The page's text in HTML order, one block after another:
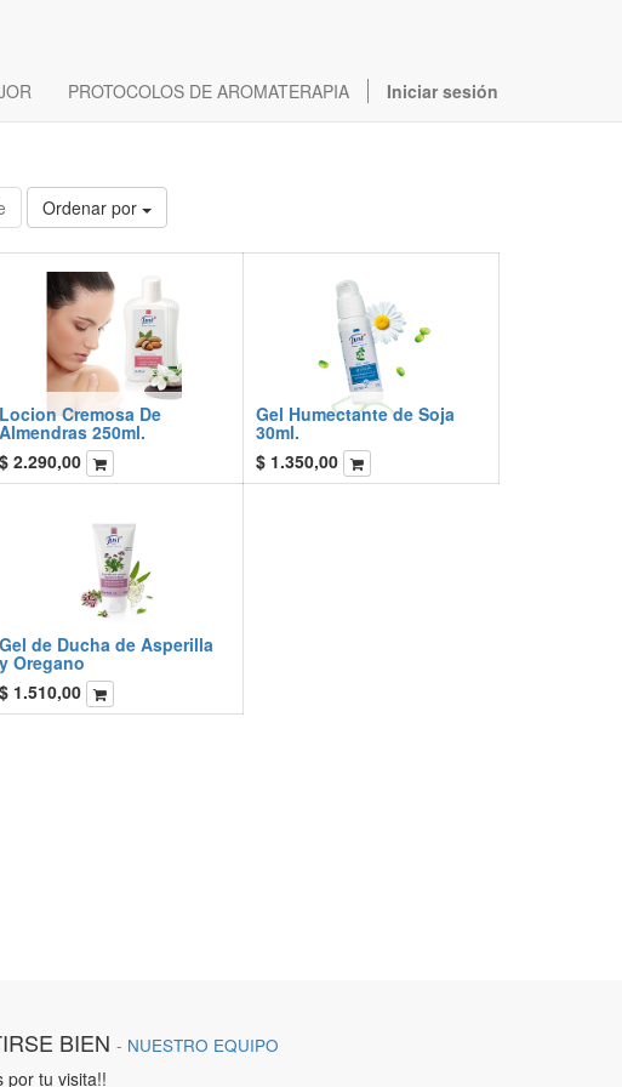
PROTOCOLOS DE AROMATERAPIA Iniciar sesión
Ordenar por
Locion Cremosa De
Almendras 250ml.
$ 2.290,00
Gel Humectante de Soja
30ml.
$ 1.350,00
Gel de Ducha de Asperilla
y Oregano
$ 1.510,00
BIEN - NUESTRO EQUIPO
por tu visita!!